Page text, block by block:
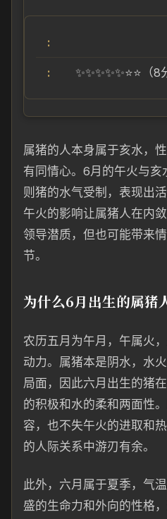
✨✨✨✨✨⭐⭐（
属猪的人本身属于亥水，
有同情心。6月的午火与亥
则猪的水气受制，表现出
午火的影响让属猪人在内
领导潜质，但也可能带来
节。
为什么6月出生的属猪
农历五月为午月，午属火
动力。属猪本是阴水，水
局面，因此六月出生的猪
的积极和水的柔和两面性
容，也不失午火的进取和
的人际关系中游刃有余。
此外，六月属于夏季，气
盛的生命力和外向的性格